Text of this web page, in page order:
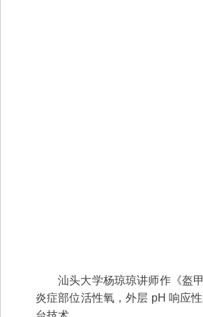
汕头大学杨琼琼讲师作《盔
炎症部位活性氧，外层 pH 响应